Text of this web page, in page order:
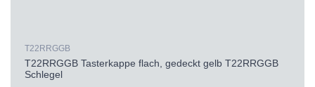
T22RRGGB
T22RRGGB Tasterkappe flach, gedeckt gelb T22RRGGB
Schlegel